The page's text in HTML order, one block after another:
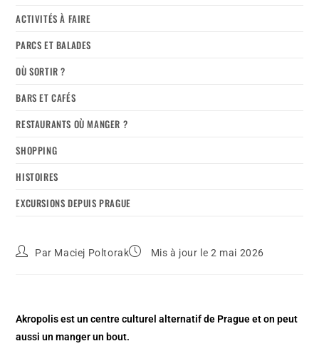
ACTIVITÉS À FAIRE
PARCS ET BALADES
OÙ SORTIR ?
BARS ET CAFÉS
RESTAURANTS OÙ MANGER ?
SHOPPING
HISTOIRES
EXCURSIONS DEPUIS PRAGUE
Par Maciej Poltorak Mis à jour le 2 mai 2026
Akropolis est un centre culturel alternatif de Prague et on peut
aussi un manger un bout.